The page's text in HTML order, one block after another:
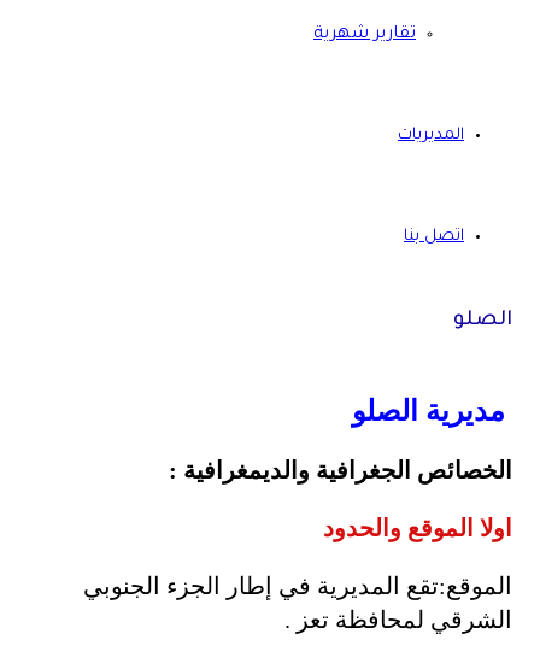
تقارير شهرية
المديريات
اتصل بنا
الصلو
مديرية الصلو
الخصائص الجغرافية والديمغرافية :
اولا الموقع والحدود
الموقع:تقع المديرية في إطار الجزء الجنوبي
الشرقي لمحافظة تعز .